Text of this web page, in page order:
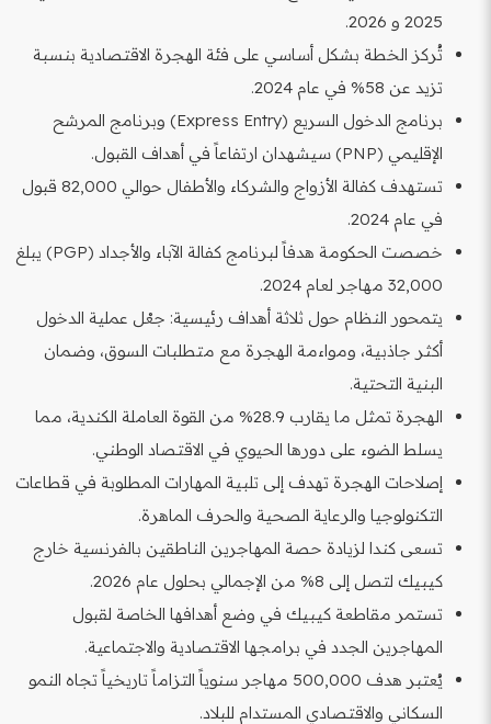
2025 و 2026.
تُركز الخطة بشكل أساسي على فئة الهجرة الاقتصادية بنسبة
تزيد عن 58% في عام 2024.
برنامج الدخول السريع (Express Entry) وبرنامج المرشح
الإقليمي (PNP) سيشهدان ارتفاعاً في أهداف القبول.
تستهدف كفالة الأزواج والشركاء والأطفال حوالي 82,000 قبول
في عام 2024.
خصصت الحكومة هدفاً لبرنامج كفالة الآباء والأجداد (PGP) يبلغ
32,000 مهاجر لعام 2024.
يتمحور النظام حول ثلاثة أهداف رئيسية: جعْل عملية الدخول
أكثر جاذبية، ومواءمة الهجرة مع متطلبات السوق، وضمان
البنية التحتية.
الهجرة تمثل ما يقارب 28.9% من القوة العاملة الكندية، مما
يسلط الضوء على دورها الحيوي في الاقتصاد الوطني.
إصلاحات الهجرة تهدف إلى تلبية المهارات المطلوبة في قطاعات
التكنولوجيا والرعاية الصحية والحرف الماهرة.
تسعى كندا لزيادة حصة المهاجرين الناطقين بالفرنسية خارج
كيبيك لتصل إلى 8% من الإجمالي بحلول عام 2026.
تستمر مقاطعة كيبيك في وضع أهدافها الخاصة لقبول
المهاجرين الجدد في برامجها الاقتصادية والاجتماعية.
يُعتبر هدف 500,000 مهاجر سنوياً التزاماً تاريخياً تجاه النمو
السكاني والاقتصادي المستدام للبلاد.